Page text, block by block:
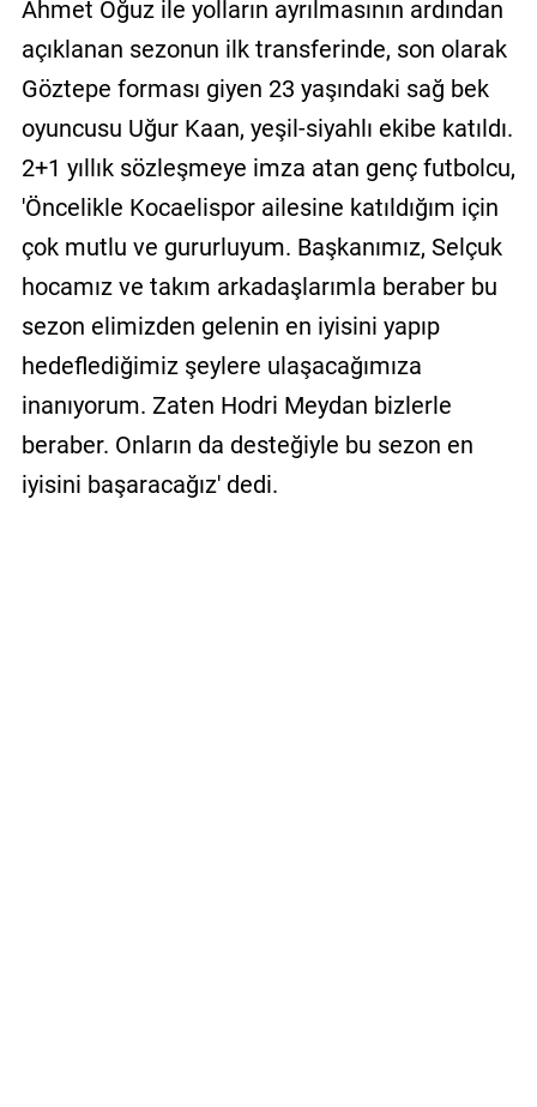
Ahmet Oğuz ile yolların ayrılmasının ardından
açıklanan sezonun ilk transferinde, son olarak
Göztepe forması giyen 23 yaşındaki sağ bek
oyuncusu Uğur Kaan, yeşil-siyahlı ekibe katıldı.
2+1 yıllık sözleşmeye imza atan genç futbolcu,
'Öncelikle Kocaelispor ailesine katıldığım için
çok mutlu ve gururluyum. Başkanımız, Selçuk
hocamız ve takım arkadaşlarımla beraber bu
sezon elimizden gelenin en iyisini yapıp
hedeflediğimiz şeylere ulaşacağımıza
inanıyorum. Zaten Hodri Meydan bizlerle
beraber. Onların da desteğiyle bu sezon en
iyisini başaracağız' dedi.